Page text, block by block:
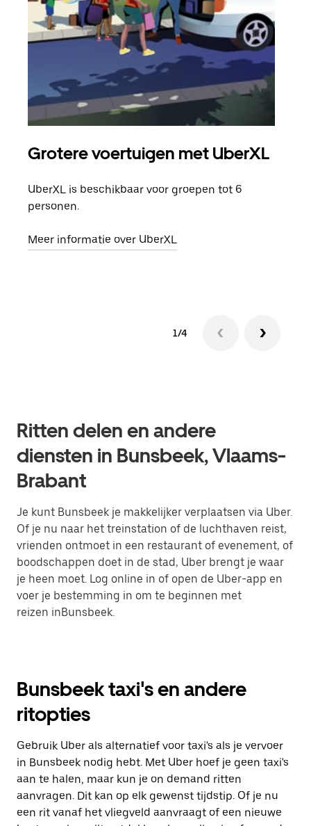
Grotere voertuigen met UberXL
UberXL is beschikbaar voor groepen tot 6
personen.
Meer informatie over UberXL
1/4
Ritten delen en andere
diensten in Bunsbeek, Vlaams-
Brabant
Je kunt Bunsbeek je makkelijker verplaatsen via Uber.
Of je nu naar het treinstation of de luchthaven reist,
vrienden ontmoet in een restaurant of evenement, of
boodschappen doet in de stad, Uber brengt je waar
je heen moet. Log online in of open de Uber-app en
voer je bestemming in om te beginnen met
reizen inBunsbeek.
Bunsbeek taxi's en andere
ritopties
Gebruik Uber als alternatief voor taxi's als je vervoer
in Bunsbeek nodig hebt. Met Uber hoef je geen taxi's
aan te halen, maar kun je on demand ritten
aanvragen. Dit kan op elk gewenst tijdstip. Of je nu
een rit vanaf het vliegveld aanvraagt of een nieuwe